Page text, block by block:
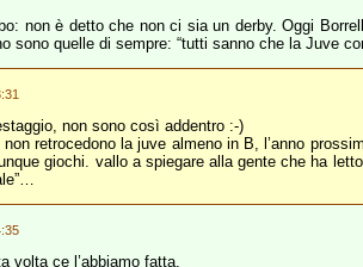
non è detto che non ci sia un derby. Oggi
sono quelle di sempre: “tutti sanno che la Juve
non sono così addentro :-)
retrocedono la juve almeno in B, l’anno
giochi. vallo a spiegare alla gente che ha
volta ce l’abbiamo fatta.